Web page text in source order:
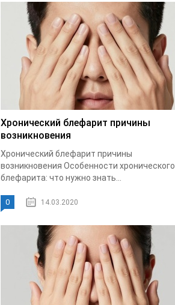
Хронический блефарит причины
возникновения
Хронический блефарит причины
возникновения Особенности хронического
блефарита: что нужно знать...
0 14.03.2020